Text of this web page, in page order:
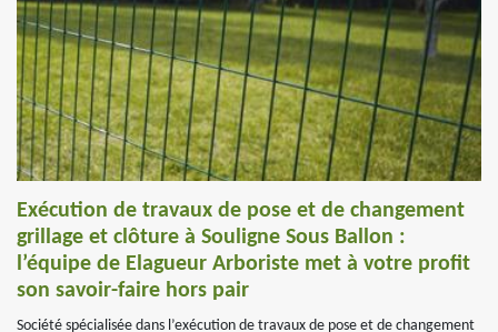
Exécution de travaux de pose et de changement
grillage et clôture à Souligne Sous Ballon :
l’équipe de Elagueur Arboriste met à votre profit
son savoir-faire hors pair
Société spécialisée dans l’exécution de travaux de pose et de changement